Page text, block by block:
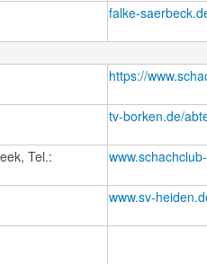
falke-
https://
tv-borken.de/
Tel.:
www.sv-